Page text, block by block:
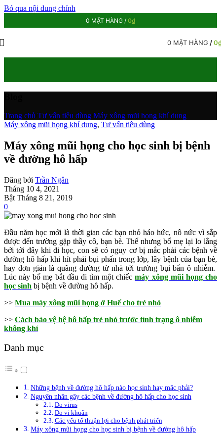
Bỏ qua nội dung chính
0 MẶT HÀNG / 0₫
0 MẶT HÀNG /0
Trang chủ Tư vấn tiêu dùng Máy xông mũi họng khí dung
Máy xông mũi họng khí dung, Tư vấn tiêu dùng
Máy xông mũi họng cho học sinh bị bệnh
về đường hô hấp
Đăng bởi Trần Ngân
Tháng 10 4, 2021
Bật Tháng 8 21, 2019
0
Đầu năm học mới là thời gian các bạn nhỏ háo hức, nô nức vì sắp
được đến trường gặp thầy cô, bạn bè. Thế nhưng bố mẹ lại lo lắng
bởi tới đây khi đi học, con sẽ có nguy cơ bị mắc phải các bệnh về
đường hô hấp khi hít phải bụi phấn trong lớp, lây bệnh của bạn bè,
hay đơn giản là quãng đường từ nhà tới trường bụi bẩn ô nhiễm.
Lúc này bố mẹ bắt đầu đi tìm một chiếcmáy xông mũi họng cho
học sinh bị bệnh về đường hô hấp.
>> Mua máy xông mũi họng ở Huế cho trẻ nhỏ
>> Cách bảo vệ hệ hô hấp trẻ nhỏ trước tình trạng ô nhiễm
không khí
Danh mục
Những bệnh về đường hô hấp nào học sinh hay măc phải?
Nguyên nhân gây các bệnh về đường hô hấp cho học sinh
Do virus
Do vi khuẩn
Các yếu tố thuận lợi cho bệnh phát triển
Máy xông mũi họng cho học sinh bị bệnh về đường hô hấp